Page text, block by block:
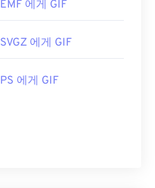
EMF 에게 GIF
SVGZ 에게 GIF
PS 에게 GIF